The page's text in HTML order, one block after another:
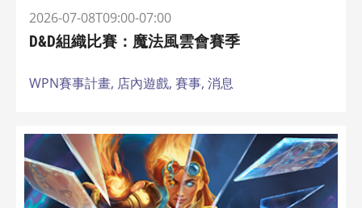
2026-07-08T09:00-07:00
D&D組織比賽：魔法風雲會賽季
WPN賽事計畫, 店內遊戲, 賽事, 消息